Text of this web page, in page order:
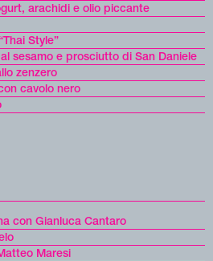
arachidi e olio piccante
Style”
sesamo e prosciutto di San Daniele
zenzero
cavolo nero
con Gianluca Cantaro
Maresi